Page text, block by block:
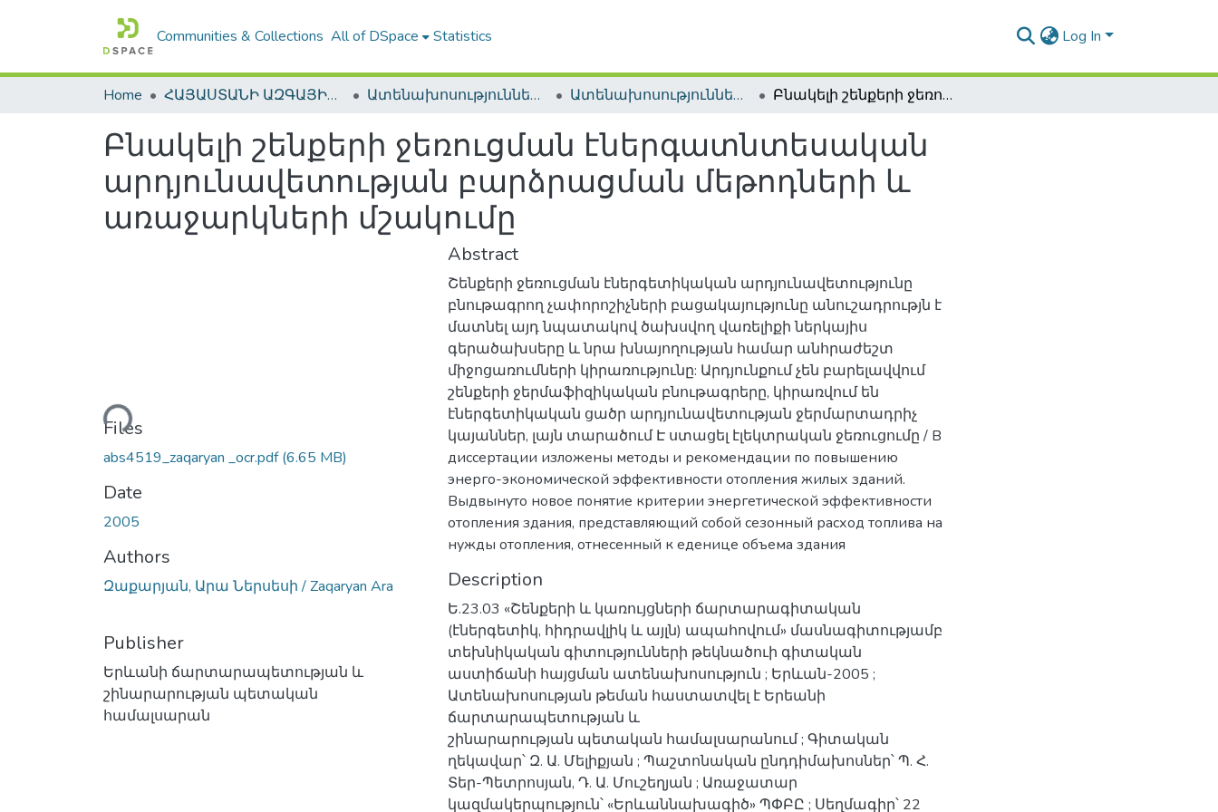
Communities & Collections All of DSpace Statistics Log In
Home ՀԱՅԱՍՏԱՆԻ ԱԶԳԱՅԻՆ ԳՐԱԴԱՐԱՆԻ ԹՎԱՅԻՆ ՊԱՀՈՑ / DIGITAL REPOSITORY OF NLA Ատենախոսություններ և սեղմագրեր / Theses & Abstracts Ատենախոսություններ և սեղմագրեր / Theses & Abstracts Բնակելի շենքերի ջեռուցման էներգատնտեսական արդյունավետության բարձրացման մեթոդների և առաջարկների մշակումը
Բնակելի շենքերի ջեռուցման էներգատնտեսական
արդյունավետության բարձրացման մեթոդների և
առաջարկների մշակումը
Loading...
Files
abs4519_zaqaryan _ocr.pdf(6.65 MB)
Date
2005
Authors
Զաքարյան, Արա Ներսեսի / Zaqaryan Ara
Publisher
Երևանի ճարտարապետության և
շինարարության պետական
համալսարան
Abstract
Շենքերի ջեռուցման էներգետիկական արդյունավետությունը
բնութագրող չափորոշիչների բացակայությունը անուշադրությն է
մատնել այդ նպատակով ծախսվող վառելիքի ներկայիս
գերածախսերը և նրա խնայողության համար անհրաժեշտ
միջոցառումների կիրառությունը: Արդյունքում չեն բարելավվում
շենքերի ջերմաֆիզիկական բնութագրերը, կիրառվում են
էներգետիկական ցածր արդյունավետության ջերմարտադրիչ
կայաններ, լայն տարածում Է ստացել էլեկտրական ջեռուցումը / В
диссертации изложены методы и рекомендации по повышению
энерго-экономической эффективности отопления жилых зданий.
Выдвынуто новое понятие критерии энергетической эффективности
отопления здания, представляющий собой сезонный расход топлива на
нужды отопления, отнесенный к еденице объема здания
Description
Ե.23.03 «Շենքերի և կառույցների ճարտարագիտական
(էներգետիկ, հիդրավլիկ և այլն) ապահովում» մասնագիտությամբ
տեխնիկական գիտությունների թեկնածուի գիտական
աստիճանի հայցման ատենախոսություն ; Երևան-2005 ;
Ատենախոսության թեման հաստատվել է Երեանի
ճարտարապետության և
շինարարության պետական համալսարանում ; Գիտական
ղեկավար՝ Զ. Ա. Մելիքյան ; Պաշտոնական ընդդիմախոսներ՝ Պ. Հ.
Տեր-Պետրոսյան, Դ. Ա. Մուշեղյան ; Առաջատար
կազմակերպություն՝ «Երևաննախագիծ» ՊՓԲԸ ; Սեղմագիր՝ 22